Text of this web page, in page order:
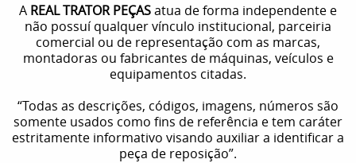
A REAL TRATOR PEÇASatua de forma independente e
não possuí qualquer vínculo institucional, parceiria
comercial ou de representação com as marcas,
montadoras ou fabricantes de máquinas, veículos e
equipamentos citadas.
“Todas as descrições, códigos, imagens, números são
somente usados como fins de referência e tem caráter
estritamente informativo visando auxiliar a identificar a
peça de reposição”.